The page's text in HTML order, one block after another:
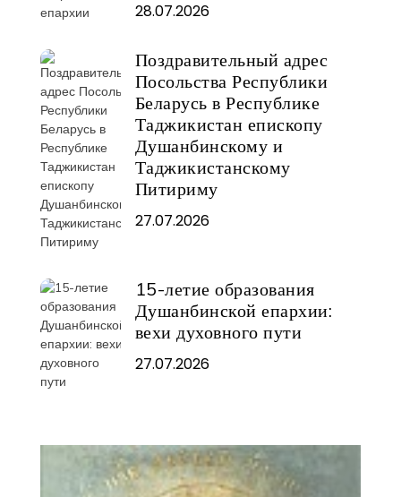
28.07.2026
Поздравительный адрес
Посольства Республики
Беларусь в Республике
Таджикистан епископу
Душанбинскому и
Таджикистанскому
Питириму
27.07.2026
15-летие образования
Душанбинской епархии:
вехи духовного пути
27.07.2026